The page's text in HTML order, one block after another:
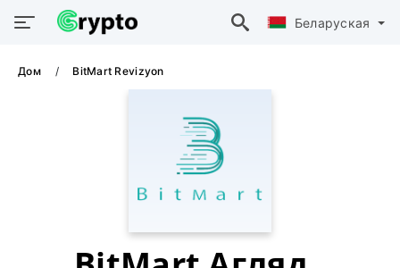
Беларуская
Дом BitMart Revizyon